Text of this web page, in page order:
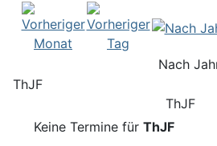
Nach
ThJF
ThJF
Keine Termine für ThJF